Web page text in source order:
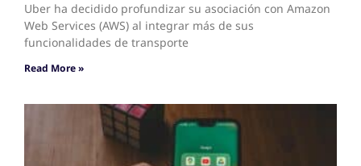
Uber ha decidido profundizar su asociación con Amazon
Web Services (AWS) al integrar más de sus
funcionalidades de transporte
Read More »